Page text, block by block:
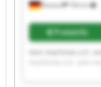
Rostock 756 km
Preisinfo
Soni machines e.K.
e.K. soni machines